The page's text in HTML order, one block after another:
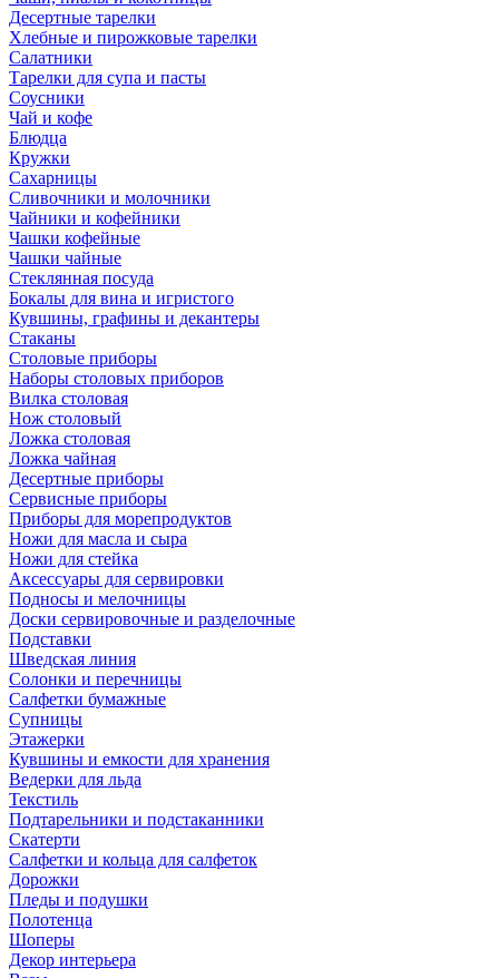
Десертные тарелки
Хлебные и пирожковые тарелки
Салатники
Тарелки для супа и пасты
Соусники
Чай и кофе
Блюдца
Кружки
Сахарницы
Сливочники и молочники
Чайники и кофейники
Чашки кофейные
Чашки чайные
Стеклянная посуда
Бокалы для вина и игристого
Кувшины, графины и декантеры
Стаканы
Столовые приборы
Наборы столовых приборов
Вилка столовая
Нож столовый
Ложка столовая
Ложка чайная
Десертные приборы
Сервисные приборы
Приборы для морепродуктов
Ножи для масла и сыра
Ножи для стейка
Аксессуары для сервировки
Подносы и мелочницы
Доски сервировочные и разделочные
Подставки
Шведская линия
Солонки и перечницы
Салфетки бумажные
Супницы
Этажерки
Кувшины и емкости для хранения
Ведерки для льда
Текстиль
Подтарельники и подстаканники
Скатерти
Салфетки и кольца для салфеток
Дорожки
Пледы и подушки
Полотенца
Шоперы
Декор интерьера